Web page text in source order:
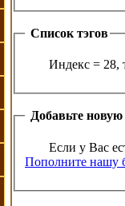
Список тэгов
Индекс = 28,
Добавьте новую
Если у Вас
Пополните нашу